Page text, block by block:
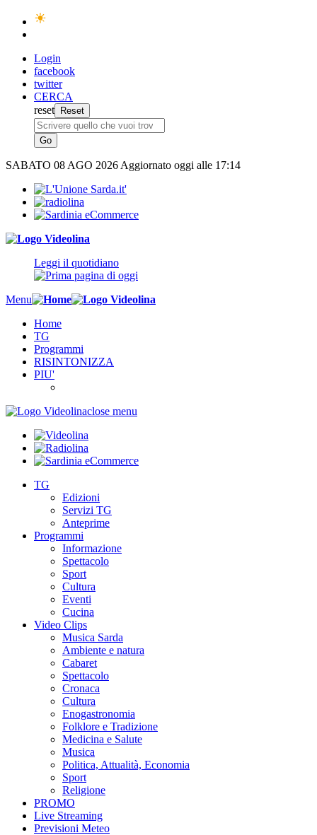
Login
facebook
twitter
CERCA
reset
SABATO 08 AGO 2026 Aggiornato oggi alle 17:14
Leggi il quotidiano
Menu
Home
TG
Programmi
RISINTONIZZA
PIU'
close menu
TG
Edizioni
Servizi TG
Anteprime
Programmi
Informazione
Spettacolo
Sport
Cultura
Eventi
Cucina
Video Clips
Musica Sarda
Ambiente e natura
Cabaret
Spettacolo
Cronaca
Cultura
Enogastronomia
Folklore e Tradizione
Medicina e Salute
Musica
Politica, Attualità, Economia
Sport
Religione
PROMO
Live Streaming
Previsioni Meteo